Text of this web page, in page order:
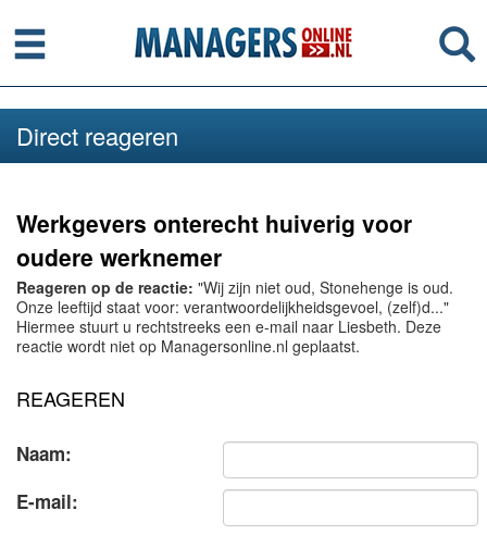
Menu
Direct reageren
Werkgevers onterecht huiverig voor
oudere werknemer
Reageren op de reactie: "Wij zijn niet oud, Stonehenge is oud.
Onze leeftijd staat voor: verantwoordelijkheidsgevoel, (zelf)d..."
Hiermee stuurt u rechtstreeks een e-mail naar Liesbeth. Deze
reactie wordt niet op Managersonline.nl geplaatst.
REAGEREN
Naam:
E-mail: